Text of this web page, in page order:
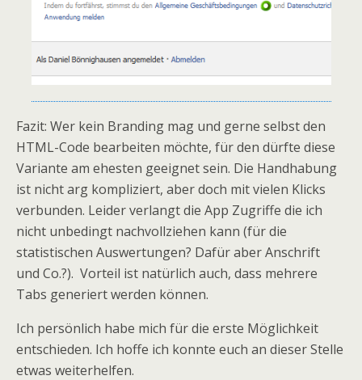
Fazit: Wer kein Branding mag und gerne selbst den
HTML-Code bearbeiten möchte, für den dürfte diese
Variante am ehesten geeignet sein. Die Handhabung
ist nicht arg kompliziert, aber doch mit vielen Klicks
verbunden. Leider verlangt die App Zugriffe die ich
nicht unbedingt nachvollziehen kann (für die
statistischen Auswertungen? Dafür aber Anschrift
und Co.?). Vorteil ist natürlich auch, dass mehrere
Tabs generiert werden können.
Ich persönlich habe mich für die erste Möglichkeit
entschieden. Ich hoffe ich konnte euch an dieser Stelle
etwas weiterhelfen.